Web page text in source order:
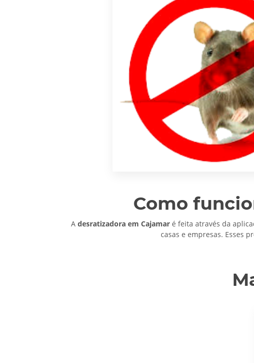
Como
A desratizadora em Cajamar é feita através da
casas e empresas. Esses